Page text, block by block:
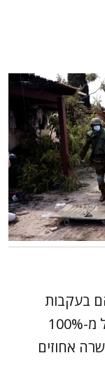
בעקבות
ההקלה בהנחיות, עונה שוסטר "החל מ-100%
אחוזים